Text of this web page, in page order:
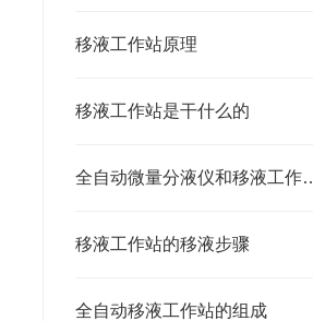
移液工作站原理
移液工作站是干什么的
全自动微量分
移液工作站的移液步骤
全自动移液工作站的组成